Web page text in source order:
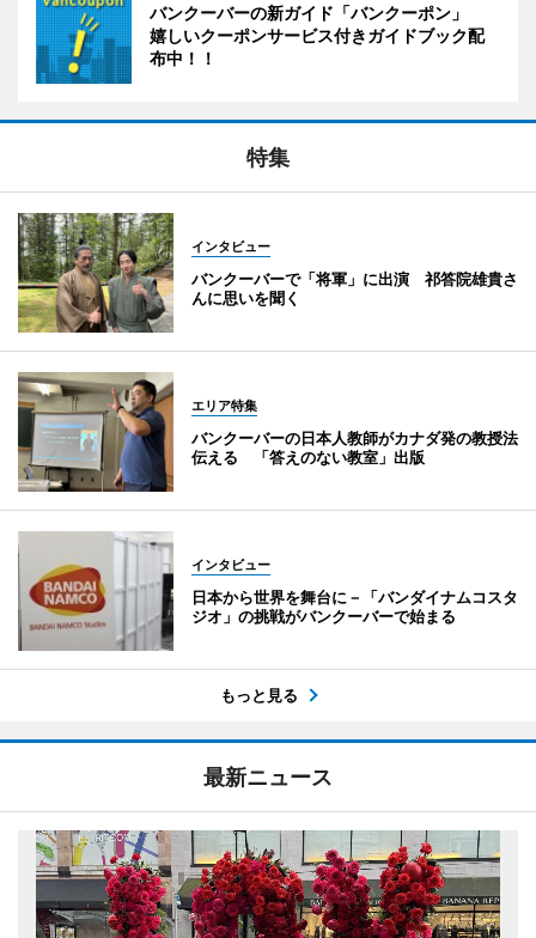
バンクーバーの新ガイド「バンクーポン」
嬉しいクーポンサービス付きガイドブック配
布中！！
特集
インタビュー
バンクーバーで「将軍」に出演 祁答院雄貴さ
んに思いを聞く
エリア特集
バンクーバーの日本人教師がカナダ発の教授法
伝える 「答えのない教室」出版
インタビュー
日本から世界を舞台に－「バンダイナムコスタ
ジオ」の挑戦がバンクーバーで始まる
もっと見る
最新ニュース